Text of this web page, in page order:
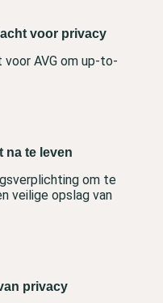
voor privacy
AVG om up-to-
na te leven
om te
veilige opslag van
privacy